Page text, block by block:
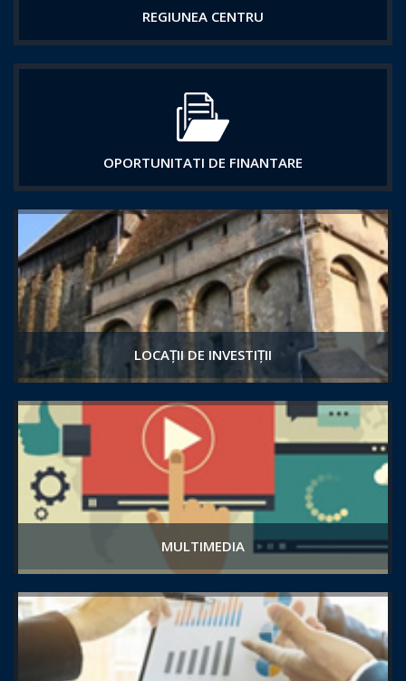
REGIUNEA CENTRU
OPORTUNITATI DE FINANTARE
LOCAȚII DE INVESTIȚII
MULTIMEDIA